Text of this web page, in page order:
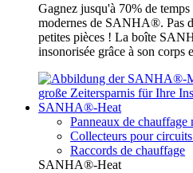
Gagnez jusqu'à 70% de
modernes de SANHA®. Pas
petites pièces ! La boîte
insonorisée grâce à son corps
SANHA®-Heat
Panneaux de chauffage
Collecteurs pour
Raccords de chauffage
SANHA®-Heat